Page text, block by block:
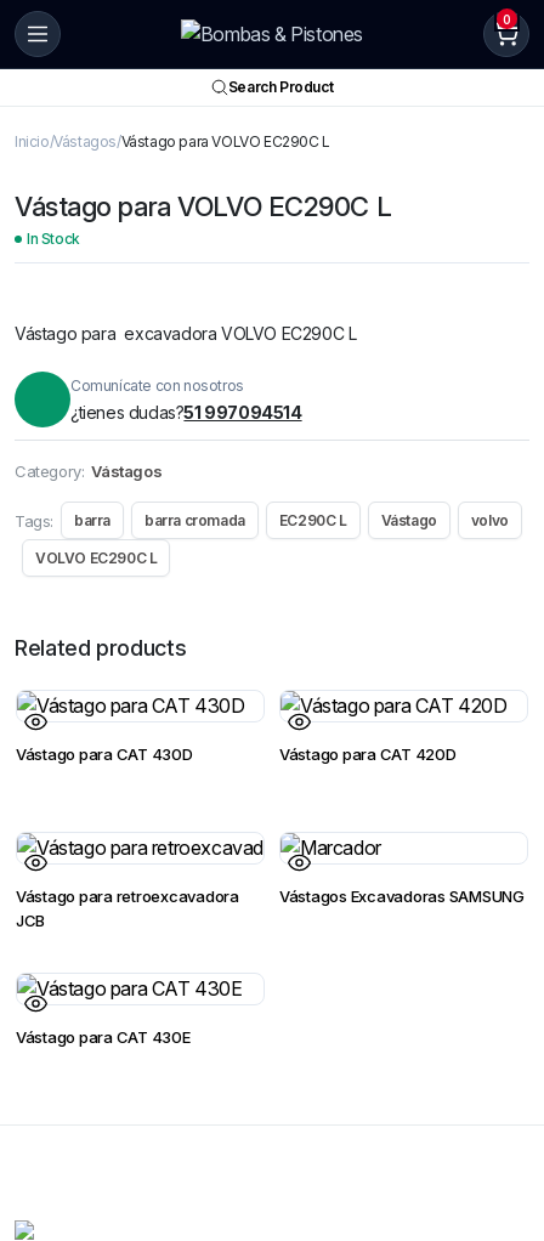
0
Search Product
Inicio Vástagos Vástago para VOLVO EC290C L
Vástago para VOLVO EC290C L
In Stock
Vástago para excavadora VOLVO EC290C L
Comunícate con nosotros
¿tienes dudas?51 997094514
Category: Vástagos
Tags: barra barra cromada EC290C L Vástago volvo
VOLVO EC290C L
Related products
Vástago para CAT 430D Vástago para CAT 420D
Vástago para retroexcavadora
JCB
Vástagos Excavadoras SAMSUNG
Vástago para CAT 430E